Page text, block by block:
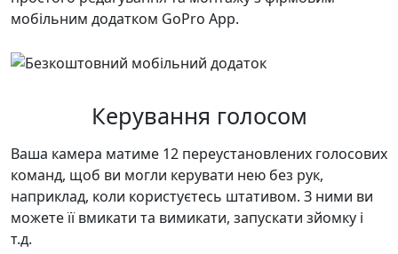
мобільним додатком GoPro App.
Керування голосом
Ваша камера матиме 12 переустановлених голосових
команд, щоб ви могли керувати нею без рук,
наприклад, коли користуєтесь штативом. З ними ви
можете її вмикати та вимикати, запускати зйомку і
т.д.